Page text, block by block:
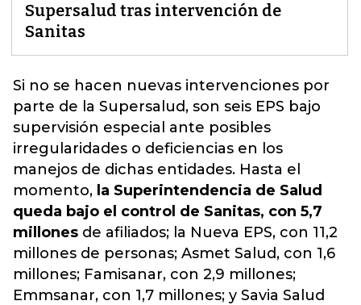
Supersalud tras intervención de
Sanitas
Si no se hacen nuevas intervenciones por
parte de la Supersalud, son seis EPS bajo
supervisión especial ante posibles
irregularidades o deficiencias en los
manejos de dichas entidades. Hasta el
momento, la Superintendencia de Salud
queda bajo el control de Sanitas, con 5,7
millones de afiliados; la Nueva EPS, con 11,2
millones de personas; Asmet Salud, con 1,6
millones; Famisanar, con 2,9 millones;
Emmsanar, con 1,7 millones; y Savia Salud